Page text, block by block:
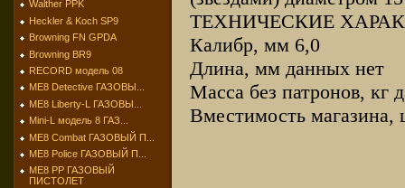
Walther PPK
Heckler & Koch SP9
Browning FN GPDA
Browning BR9
RECORD модель 08
МЕ8 Detective ГАЗОВЫ...
МЕ8 Liberty-L ГАЗОВЫ...
Mini-L модель 8 ГАЗ...
МЕ8 Combat ГАЗОВЫЙ П...
МЕ8 Police ГАЗОВЫЙ П...
МЕ8 РР ГАЗОВЫЙ
ПИСТОЛЕТ
ТЕХНИЧЕСКИЕ
Калибр, мм 6,0
Длина, мм данных нет
Масса без патронов, кг
Вместимость магазина,